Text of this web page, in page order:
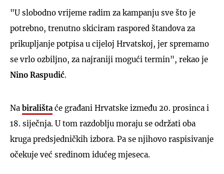
"U slobodno vrijeme radim za kampanju sve što je
potrebno, trenutno skiciram raspored štandova za
prikupljanje potpisa u cijeloj Hrvatskoj, jer spremamo
se vrlo ozbiljno, za najraniji mogući termin", rekao je
Nino Raspudić.
Na birališta će građani Hrvatske između 20. prosinca i
18. siječnja. U tom razdoblju moraju se održati oba
kruga predsjedničkih izbora. Pa se njihovo raspisivanje
očekuje već sredinom idućeg mjeseca.